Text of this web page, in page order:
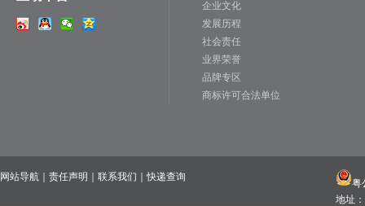
企业文化
发展历程
社会责任
业界荣誉
品牌专区
商标许可合法单位
网站导航 责任声明 联系我们 ｜快递查询
粤
地址